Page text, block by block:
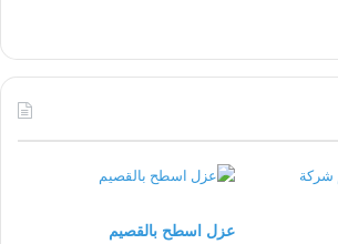
عزل اسطح بالقصيم